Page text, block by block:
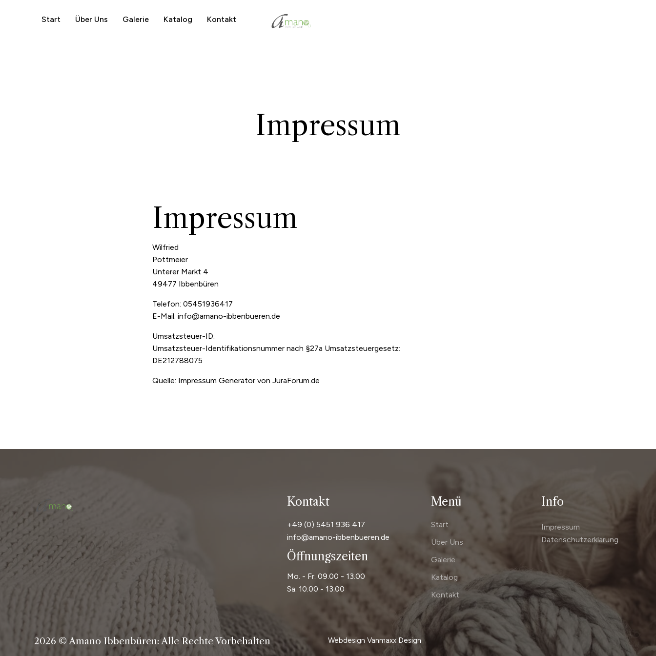
Start Über Uns Galerie Katalog Kontakt
Impressum
Impressum
Wilfried
Pottmeier
Unterer Markt 4
49477 Ibbenbüren
Telefon: 05451936417
E-Mail: info@amano-ibbenbueren.de
Umsatzsteuer-ID:
Umsatzsteuer-Identifikationsnummer nach §27a Umsatzsteuergesetz:
DE212788075
Quelle: Impressum Generator von JuraForum.de
Kontakt
+49 (0) 5451 936 417
info@amano-ibbenbueren.de
Öffnungszeiten
Mo. - Fr. 09.00 - 13.00
Sa. 10.00 - 13.00
Menü
Start
Über Uns
Galerie
Katalog
Kontakt
Info
Impressum
Datenschutzerklärung
2026 © Amano Ibbenbüren: Alle Rechte Vorbehalten Webdesign Vanmaxx Design